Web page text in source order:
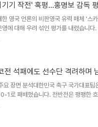
거운 열정을 엿볼 수 있었습니다. 이수
을 드러냈습니다. 재시 양의 학업과
기 작전' 혹평…홍명보 감독
영국 언론의 비판영국 유력 매체 '스
에 대해 우려 섞인 평가를 내렸습니다
비한 대로 경기가 진행됐다'고 발언한 것
은 경기 후 기자회견에서 결과에 대한
코의 특징에 잘 대비했다고 평가했습
전 석패에도 선수단 격려하며
요 장면 분석대한민국 축구 국가대표팀
1로 패배했습니다. 전반전은 팽팽한
를 갈랐습니다. 경기 후 홍명보 감독은